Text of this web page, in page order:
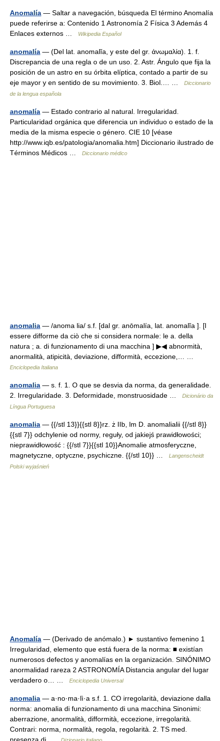
Anomalía — Saltar a navegación, búsqueda El término Anomalía
puede referirse a: Contenido 1 Astronomía 2 Física 3 Además 4
Enlaces externos …
Wikipedia Español
anomalía — (Del lat. anomalĭa, y este del gr. ἀνωμαλία). 1. f.
Discrepancia de una regla o de un uso. 2. Astr. Ángulo que fija la
posición de un astro en su órbita elíptica, contado a partir de su
eje mayor y en sentido de su movimiento. 3. Biol.… …
Diccionario
de la lengua española
anomalía — Estado contrario al natural. Irregularidad.
Particularidad orgánica que diferencia un individuo o estado de la
media de la misma especie o género. CIE 10 [véase
http://www.iqb.es/patologia/anomalia.htm] Diccionario ilustrado de
Términos Médicos …
Diccionario médico
anomalia — /anoma lia/ s.f. [dal gr. anōmalía, lat. anomalĭa ]. [l
essere difforme da ciò che si considera normale: le a. della
natura ; a. di funzionamento di una macchina ] ▶◀ abnormità,
anormalità, atipicità, deviazione, difformità, eccezione,… …
Enciclopedia Italiana
anomalia — s. f. 1. O que se desvia da norma, da generalidade.
2. Irregularidade. 3. Deformidade, monstruosidade …
Dicionário da
Língua Portuguesa
anomalia — {{/stl 13}}{{stl 8}}rz. ż IIb, lm D. anomalialii {{/stl 8}}
{{stl 7}} odchylenie od normy, reguły, od jakiejś prawidłowości;
nieprawidłowość : {{/stl 7}}{{stl 10}}Anomalie atmosferyczne,
magnetyczne, optyczne, psychiczne. {{/stl 10}} …
Langenscheidt
Polski wyjaśnień
Anomalía — (Derivado de anómalo.) ► sustantivo femenino 1
Irregularidad, elemento que está fuera de la norma: ■ existían
numerosos defectos y anomalías en la organización. SINÓNIMO
anormalidad rareza 2 ASTRONOMÍA Distancia angular del lugar
verdadero o… …
Enciclopedia Universal
anomalia — a·no·ma·lì·a s.f. 1. CO irregolarità, deviazione dalla
norma: anomalia di funzionamento di una macchina Sinonimi:
aberrazione, anormalità, difformità, eccezione, irregolarità.
Contrari: norma, normalità, regola, regolarità. 2. TS med.